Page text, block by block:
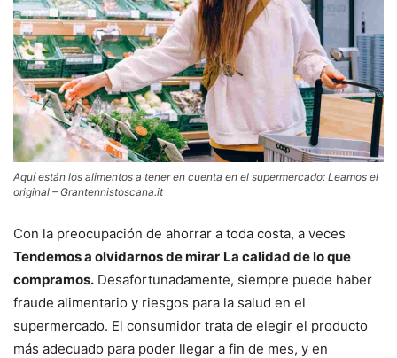
Aquí están los alimentos a tener en cuenta en el supermercado: Leamos el
original – Grantennistoscana.it
Con la preocupación de ahorrar a toda costa, a veces
Tendemos a olvidarnos de mirar La calidad de lo que
compramos. Desafortunadamente, siempre puede haber
fraude alimentario y riesgos para la salud en el
supermercado. El consumidor trata de elegir el producto
más adecuado para poder llegar a fin de mes, y en